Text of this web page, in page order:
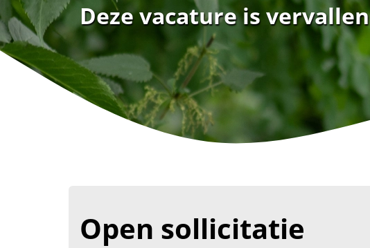
Deze vacature is vervallen
Open sollicitatie